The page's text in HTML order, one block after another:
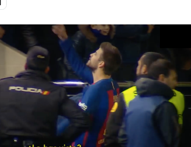
Mondiali calcio 2026